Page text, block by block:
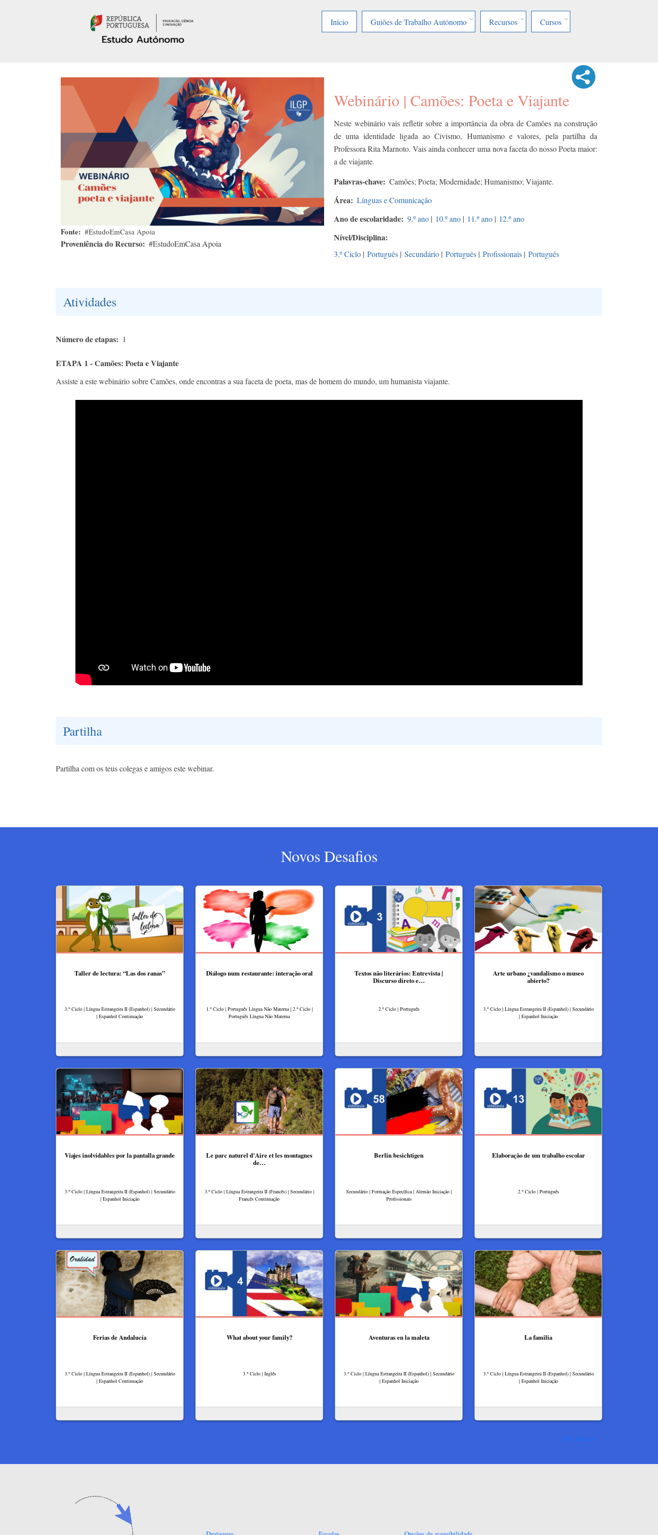
Início
Guiões de Trabalho Autónomo Recursos Cursos
Fonte #EstudoEmCasa Apoia
Proveniência do Recurso #EstudoEmCasa Apoia
Webinário | Camões: Poeta e Viajante
Neste webinário vais refletir sobre a importância da obra de Camões na construção
de uma identidade ligada ao Civismo, Humanismo e valores, pela partilha da
Professora Rita Marnoto. Vais ainda conhecer uma nova faceta do nosso Poeta maior:
a de viajante.
Palavras-chave Camões; Poeta; Modernidade; Humanismo; Viajante.
Área Línguas e Comunicação
Ano de escolaridade 9.º ano | 10.º ano | 11.º ano | 12.º ano
Nível/Disciplina
3.º Ciclo | Português | Secundário | Português | Profissionais | Português
Atividades
Número de etapas 1
ETAPA 1 - Camões: Poeta e Viajante
Assiste a este webinário sobre Camões, onde encontras a sua faceta de poeta, mas de homem do mundo, um humanista viajante.
Partilha
Partilha com os teus colegas e amigos este webinar.
Novos Desafios
Taller de lectura: “Las dos ranas”
3.º Ciclo | Língua Estrangeira II (Espanhol) | Secundário
| Espanhol Continuação
Diálogo num restaurante: interação oral
1.º Ciclo | Português Língua Não Materna | 2.º Ciclo |
Português Língua Não Materna
Textos não literários: Entrevista |
Discurso direto e…
2.º Ciclo | Português
Arte urbano ¿vandalismo o museo
abierto?
3.º Ciclo | Língua Estrangeira II (Espanhol) | Secundário
| Espanhol Iniciação
Viajes inolvidables por la pantalla grande
3.º Ciclo | Língua Estrangeira II (Espanhol) | Secundário
| Espanhol Iniciação
Le parc naturel d'Aire et les montagnes
de…
3.º Ciclo | Língua Estrangeira II (Francês) | Secundário |
Francês Continuação
Berlin besichtigen
Secundário | Formação Específica | Alemão Iniciação |
Profissionais
Elaboração de um trabalho escolar
2.º Ciclo | Português
Ferias de Andalucía
3.º Ciclo | Língua Estrangeira II (Espanhol) | Secundário
| Espanhol Continuação
What about your family?
3.º Ciclo | Inglês
Aventuras en la maleta
3.º Ciclo | Língua Estrangeira II (Espanhol) | Secundário
| Espanhol Iniciação
La familia
3.º Ciclo | Língua Estrangeira II (Espanhol) | Secundário
| Espanhol Iniciação
Ver mais